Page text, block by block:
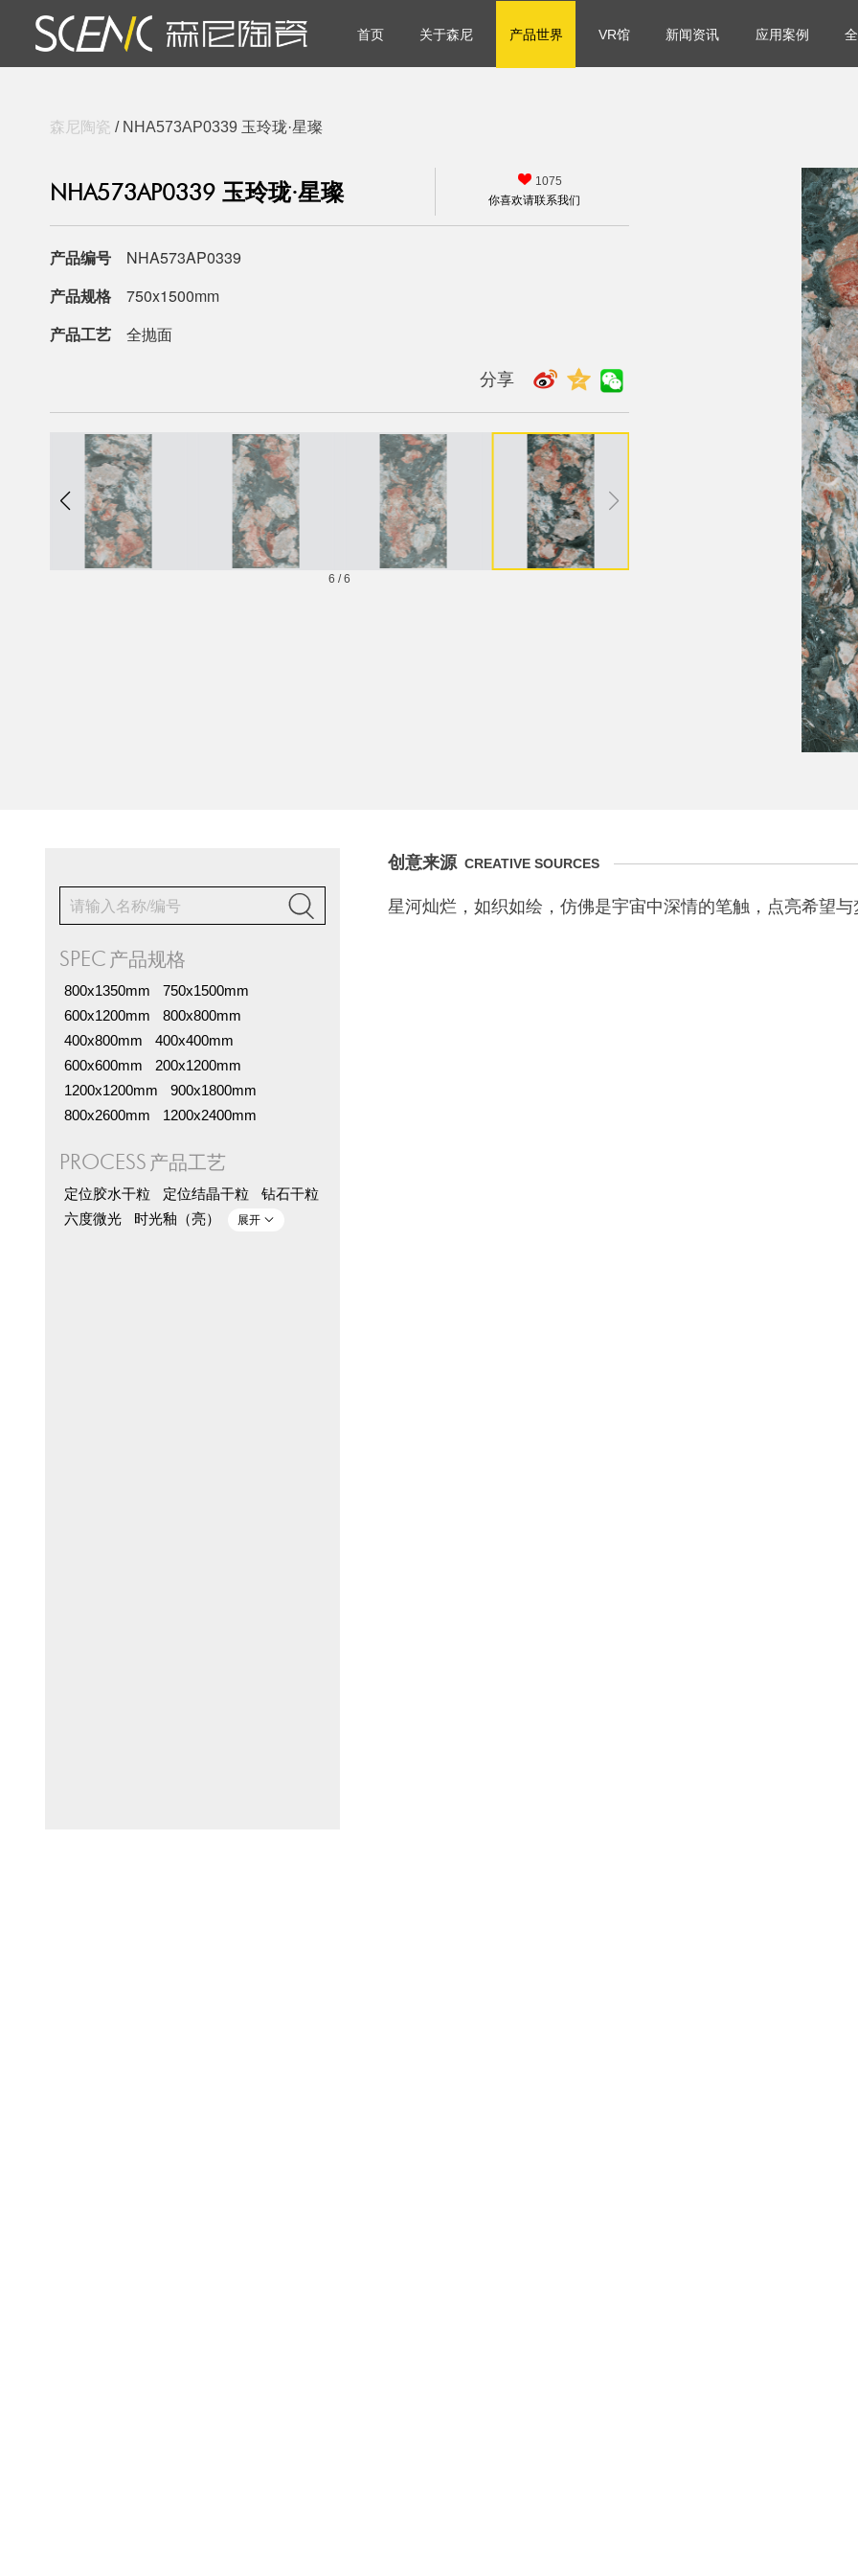
首页 关于森尼 产品世界 VR馆 新闻资讯 应用案例
森尼陶瓷 / NHA573AP0339 玉玲珑·星璨
NHA573AP0339 玉玲珑·星璨  1075
你喜欢请联系我们
产品编号
NHA573AP0339
产品规格
750x1500mm
产品工艺
全抛面
分享
6 /6

SPEC 产品规格
800x1350mm
750x1500mm
600x1200mm
800x800mm
400x800mm
400x400mm
600x600mm
200x1200mm
1200x1200mm
900x1800mm
800x2600mm
1200x2400mm
PROCESS 产品工艺
定位胶水干粒 定位结晶干粒
钻石干粒
六度微光
时光釉（亮） 展开 
创意来源 CREATIVE SOURCES
星河灿烂，如织如绘，仿佛是宇宙中深情的笔触，点亮希望与